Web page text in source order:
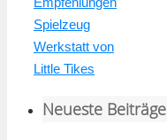
Spielzeug
Werkstatt von
Little Tikes
Neueste Beiträge